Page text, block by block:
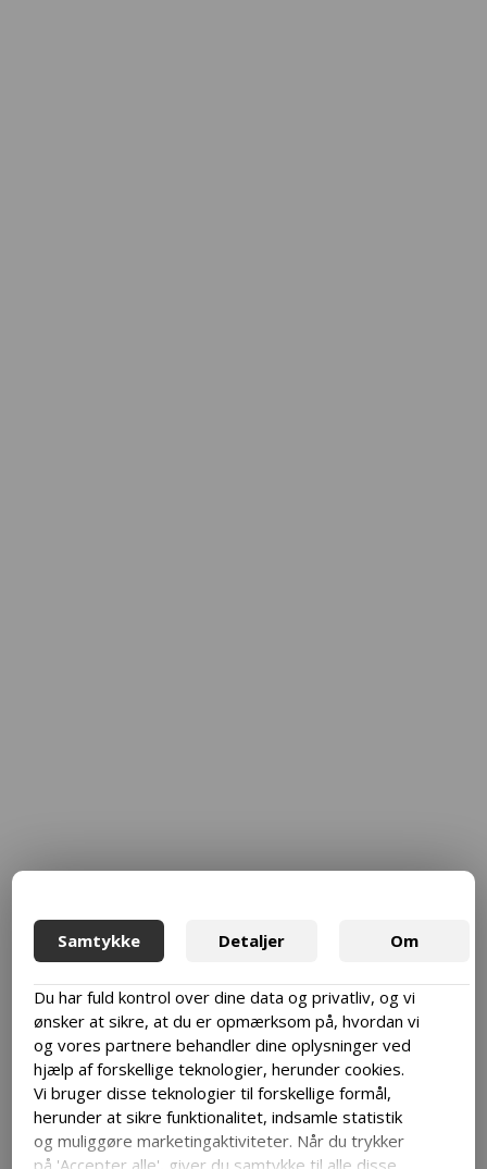
Samtykke Detaljer Om
Du har fuld kontrol over dine data og privatliv, og vi
ønsker at sikre, at du er opmærksom på, hvordan vi
og vores partnere behandler dine oplysninger ved
hjælp af forskellige teknologier, herunder cookies.
Vi bruger disse teknologier til forskellige formål,
herunder at sikre funktionalitet, indsamle statistik
og muliggøre marketingaktiviteter. Når du trykker
på 'Accepter alle', giver du samtykke til alle disse